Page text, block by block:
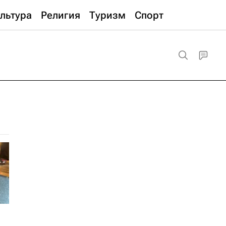
Религия Туризм Спорт